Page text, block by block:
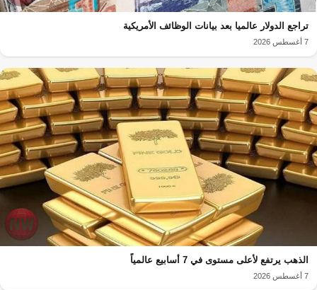
تراجع الدولار عالميا بعد بيانات الوظائف الأمريكية
7 أغسطس 2026
الذهب يرتفع لأعلى مستوى في 7 أسابيع عالمياً
7 أغسطس 2026